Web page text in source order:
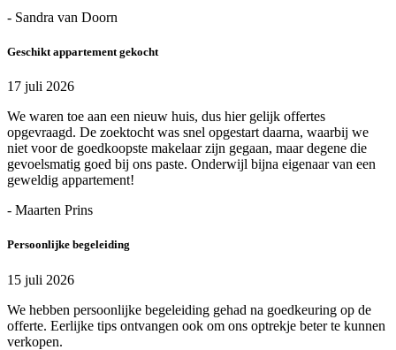
- Sandra van Doorn
Geschikt appartement gekocht
17 juli 2026
We waren toe aan een nieuw huis, dus hier gelijk offertes
opgevraagd. De zoektocht was snel opgestart daarna, waarbij we
niet voor de goedkoopste makelaar zijn gegaan, maar degene die
gevoelsmatig goed bij ons paste. Onderwijl bijna eigenaar van een
geweldig appartement!
- Maarten Prins
Persoonlijke begeleiding
15 juli 2026
We hebben persoonlijke begeleiding gehad na goedkeuring op de
offerte. Eerlijke tips ontvangen ook om ons optrekje beter te kunnen
verkopen.